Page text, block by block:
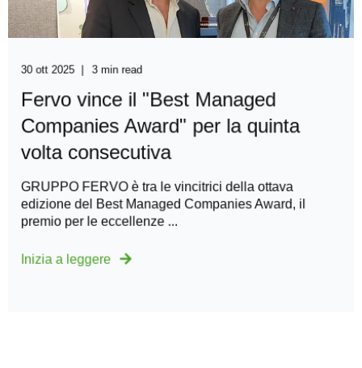
30 ott 2025 3 min read
Fervo vince il "Best Managed
Companies Award" per la quinta
volta consecutiva
GRUPPO FERVO è tra le vincitrici della ottava
edizione del Best Managed Companies Award, il
premio per le eccellenze ...
Inizia a leggere